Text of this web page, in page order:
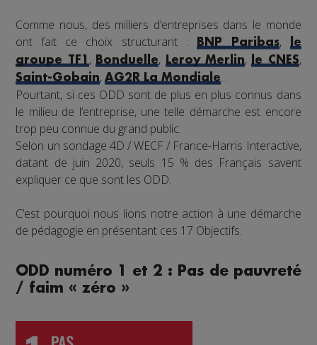
Comme nous, des milliers d’entreprises dans le monde
ont fait ce choix structurant :
BNP Paribas,
le
groupe TF1 , Bonduelle, Leroy Merlin, le CNES,
Saint-Gobain,AG2R La Mondiale...
Pourtant, si ces ODD sont de plus en plus connus dans
le milieu de l’entreprise, une telle démarche est encore
trop peu connue du grand public.
Selon un sondage 4D / WECF / France-Harris Interactive,
datant de juin 2020, seuls 15 % des Français savent
expliquer ce que sont les ODD.
C’est pourquoi nous lions notre action à une démarche
de pédagogie en présentant ces 17 Objectifs.
ODD numéro 1 et 2 : Pas de pauvreté
/ faim « zéro »